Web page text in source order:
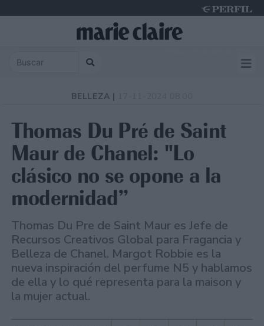
BELLEZA |
Thomas Du Pré de Saint
Maur de Chanel: "Lo
clásico no se opone a la
modernidad”
Thomas Du Pre de Saint Maur es Jefe de
Recursos Creativos Global para Fragancia y
Belleza de Chanel. Margot Robbie es la
nueva inspiración del perfume N5 y hablamos
de ella y lo qué representa para la maison y
la mujer actual.